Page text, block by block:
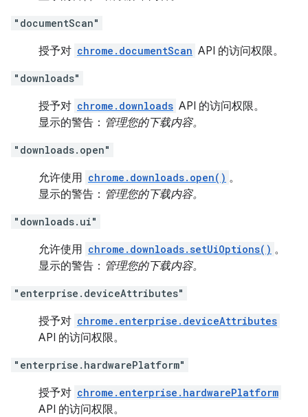
"documentScan"
授予对 chrome.documentScan API 的访问权限。
"downloads"
授予对 chrome.downloads API 的访问权限。
显示的警告： 管理您的下载内容。
"downloads.open"
允许使用 chrome.downloads.open() 。
显示的警告： 管理您的下载内容。
"downloads.ui"
允许使用 chrome.downloads.setUiOptions() 。
显示的警告： 管理您的下载内容。
"enterprise.deviceAttributes"
授予对 chrome.enterprise.deviceAttributes
API 的访问权限。
"enterprise.hardwarePlatform"
授予对 chrome.enterprise.hardwarePlatform
API 的访问权限。